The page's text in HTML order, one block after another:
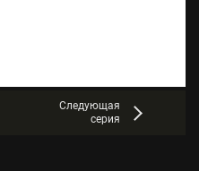
Следующая
серия